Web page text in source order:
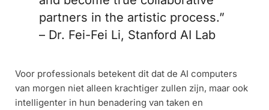
partners in the artistic process.”
– Dr. Fei-Fei Li, Stanford AI Lab
Voor professionals betekent dit dat de AI computers
van morgen niet alleen krachtiger zullen zijn, maar ook
intelligenter in hun benadering van taken en